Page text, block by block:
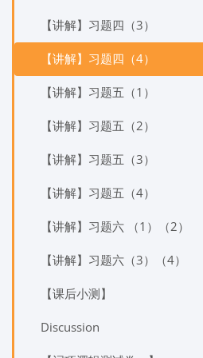
【讲解】习题四（3）
【讲解】习题四（4）
【讲解】习题五（1）
【讲解】习题五（2）
【讲解】习题五（3）
【讲解】习题五（4）
【讲解】习题六 （1）（2）
【讲解】习题六（3）（4）
【课后小测】
Discussion